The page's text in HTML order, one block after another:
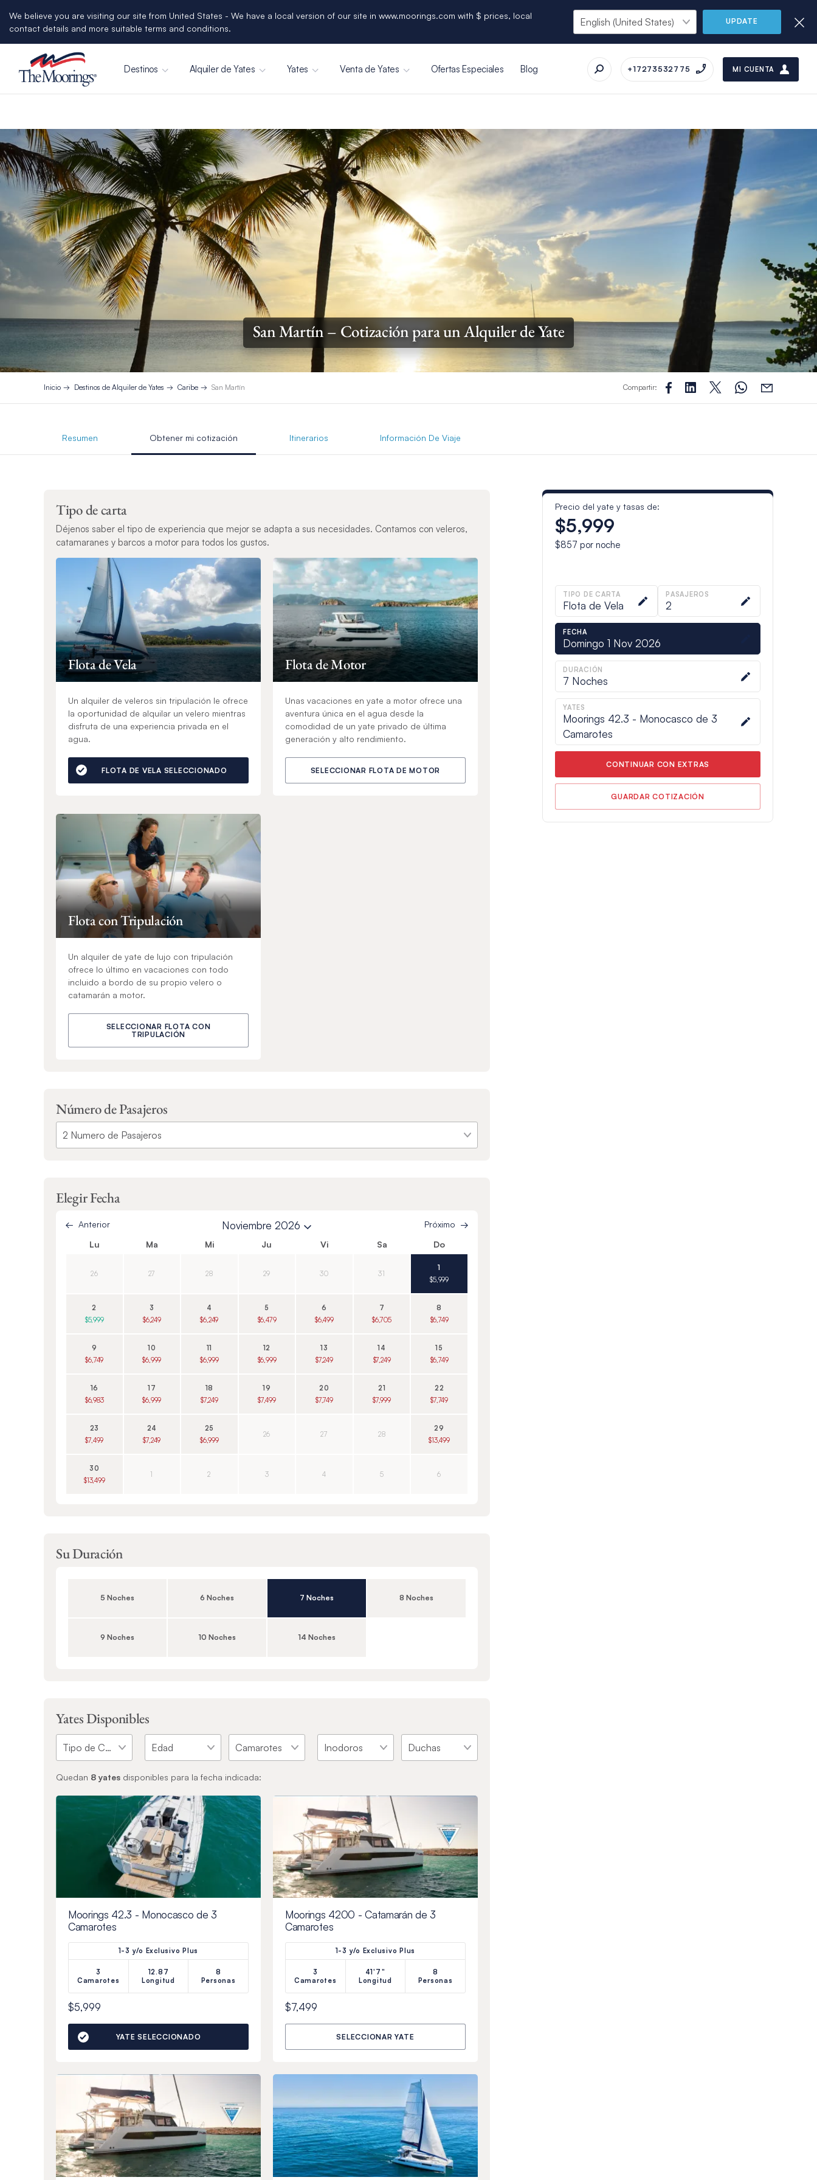
We believe you are visiting our site from United States - We have a local version of our site in www.moorings.com with $ prices, local
contact details and more suitable terms and conditions.
UPDATE
Destinos Alquiler de Yates Yates Venta de Yates Ofertas Especiales Blog +17273532775 MI CUENTA
San Martín – Cotización para un Alquiler de Yate
Inicio Destinos de Alquiler de Yates Caribe San Martín Compartir:
Resumen Obtener mi cotización Itinerarios Información De Viaje
Tipo de carta
Déjenos saber el tipo de experiencia que mejor se adapta a sus necesidades. Contamos con veleros,
catamaranes y barcos a motor para todos los gustos.
Flota de Vela
Un alquiler de veleros sin tripulación le ofrece
la oportunidad de alquilar un velero mientras
disfruta de una experiencia privada en el
agua.
FLOTA DE VELA SELECCIONADO
Flota de Motor
Unas vacaciones en yate a motor ofrece una
aventura única en el agua desde la
comodidad de un yate privado de última
generación y alto rendimiento.
SELECCIONAR FLOTA DE MOTOR
Flota con Tripulación
Un alquiler de yate de lujo con tripulación
ofrece lo último en vacaciones con todo
incluido a bordo de su propio velero o
catamarán a motor.
SELECCIONAR FLOTA CON
TRIPULACIÓN
Número de Pasajeros
Elegir Fecha
Anterior Noviembre 2026
Próximo
Lu
Ma Mi Ju Vi Sa Do
26 27 28 29 30 31
1
$5,999
2
$5,999
3
$6,249
4
$6,249
5
$6,479
6
$6,499
7
$6,705
8
$6,749
9
$6,749
10
$6,999
11
$6,999
12
$6,999
13
$7,249
14
$7,249
15
$6,749
16
$6,983
17
$6,999
18
$7,249
19
$7,499
20
$7,749
21
$7,999
22
$7,749
23
$7,499
24
$7,249
25
$6,999
26 27 28
29
$13,499
30
$13,499
1 2 3 4 5 6
Su Duración
5 Noches 6 Noches 7 Noches 8 Noches
9 Noches 10 Noches 14 Noches
Yates Disponibles
Quedan 8 yates disponibles para la fecha indicada:
Moorings 42.3 - Monocasco de 3
Camarotes
1-3 y/o Exclusivo Plus
3
Camarotes
12.87
Longitud
8
Personas
$5,999
YATE SELECCIONADO
Moorings 4200 - Catamarán de 3
Camarotes
1-3 y/o Exclusivo Plus
3
Camarotes
41'7"
Longitud
8
Personas
$7,499
SELECCIONAR YATE
Precio del yate y tasas de:
$5,999
$857 por noche
TIPO DE CARTA
Flota de Vela
PASAJEROS
2
FECHA
Domingo 1 Nov 2026
DURACIÓN
7 Noches
YATES
Moorings 42.3 - Monocasco de 3
Camarotes
CONTINUAR CON EXTRAS
GUARDAR COTIZACIÓN